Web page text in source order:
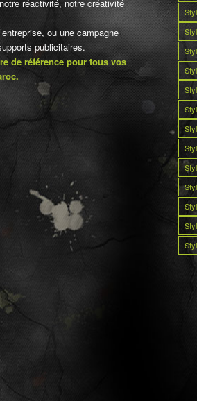
réactivité, notre créativité
ou une campagne
publicitaires.
de référence pour tous vos